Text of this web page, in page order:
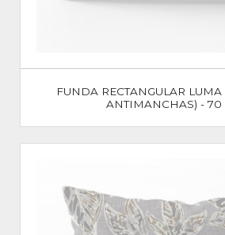
FUNDA RECTANGULAR
ANTIMANCHAS) - 70